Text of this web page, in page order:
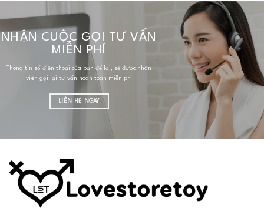
NHẬN CUỘC GỌI TƯ VẤN
MIỄN PHÍ
Thông tin số điện thoại của bạn để lại, sẽ được nhân
viên gọi lại tư vấn hoàn toàn miễn phí
LIÊN HỆ NGAY